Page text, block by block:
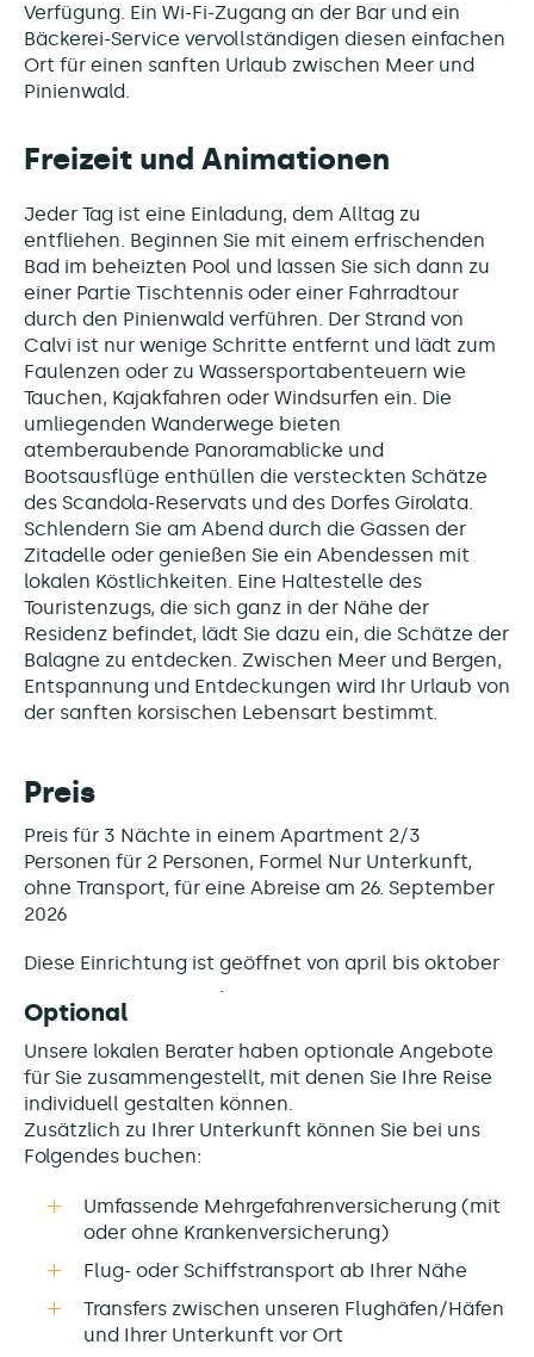
Verfügung. Ein Wi-Fi-Zugang an der Bar und ein
Bäckerei-Service vervollständigen diesen einfachen
Ort für einen sanften Urlaub zwischen Meer und
Pinienwald.
Freizeit und Animationen
Jeder Tag ist eine Einladung, dem Alltag zu
entfliehen. Beginnen Sie mit einem erfrischenden
Bad im beheizten Pool und lassen Sie sich dann zu
einer Partie Tischtennis oder einer Fahrradtour
durch den Pinienwald verführen. Der Strand von
Calvi ist nur wenige Schritte entfernt und lädt zum
Faulenzen oder zu Wassersportabenteuern wie
Tauchen, Kajakfahren oder Windsurfen ein. Die
umliegenden Wanderwege bieten
atemberaubende Panoramablicke und
Bootsausflüge enthüllen die versteckten Schätze
des Scandola-Reservats und des Dorfes Girolata.
Schlendern Sie am Abend durch die Gassen der
Zitadelle oder genießen Sie ein Abendessen mit
lokalen Köstlichkeiten. Eine Haltestelle des
Touristenzugs, die sich ganz in der Nähe der
Residenz befindet, lädt Sie dazu ein, die Schätze der
Balagne zu entdecken. Zwischen Meer und Bergen,
Entspannung und Entdeckungen wird Ihr Urlaub von
der sanften korsischen Lebensart bestimmt.
Preis
Preis für 3 Nächte in einem Apartment 2/3
Personen für 2 Personen, Formel Nur Unterkunft,
ohne Transport, für eine Abreise am 26. September
2026
Diese Einrichtung ist geöffnet von april bis oktober
Optional
Unsere lokalen Berater haben optionale Angebote
für Sie zusammengestellt, mit denen Sie Ihre Reise
individuell gestalten können.
Zusätzlich zu Ihrer Unterkunft können Sie bei uns
Folgendes buchen:
Umfassende Mehrgefahrenversicherung (mit
oder ohne Krankenversicherung)
Flug- oder Schiffstransport ab Ihrer Nähe
Transfers zwischen unseren Flughäfen/Häfen
und Ihrer Unterkunft vor Ort